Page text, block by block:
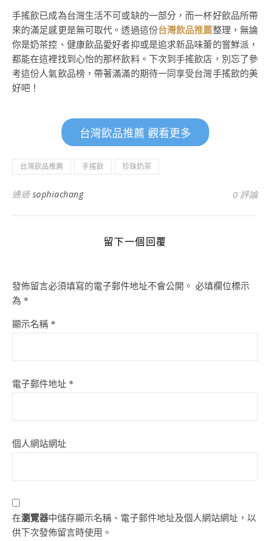
手搖飲已成為台灣生活不可或缺的一部分，而一杯好飲品所帶
來的滿足感更是無可取代。透過這份台灣飲品推薦整理，無論
你是奶茶控、健康飲品愛好者抑或是追求新品味蕾的嘗鮮派，
都能在這裡找到心怡的那杯飲料。下次到手搖飲店，別忘了參
考這份人氣飲品榜，帶著滿滿的期待一同享受台灣手搖飲的美
好吧！
台灣飲品推薦 觀看更多
台灣飲品推薦 手搖飲 珍珠奶茶
通過 sophiachang 0 評論
留下一個回覆
發佈留言必須填寫的電子郵件地址不會公開。 必填欄位標示
為 *
顯示名稱 *
電子郵件地址 *
個人網站網址
在瀏覽器中儲存顯示名稱、電子郵件地址及個人網站網址，以
供下次發佈留言時使用。